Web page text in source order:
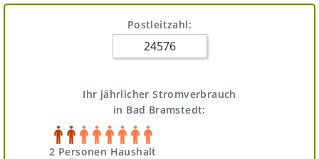
Postleitzahl:
Ihr jährlicher Stromverbrauch
in Bad Bramstedt:
2 Personen Haushalt